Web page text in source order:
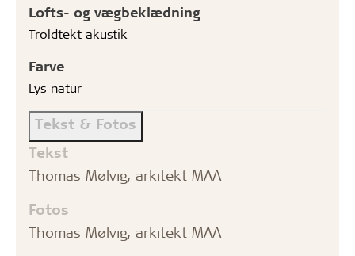
Lofts- og vægbeklædning
Troldtekt akustik
Farve
Lys natur
Tekst & Fotos
Tekst
Thomas Mølvig, arkitekt MAA
Fotos
Thomas Mølvig, arkitekt MAA